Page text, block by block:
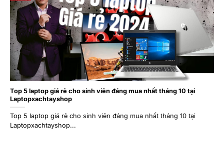
Top 5 laptop giá rẻ cho sinh viên đáng mua nhất tháng 10 tại
Laptopxachtayshop
Top 5 laptop giá rẻ cho sinh viên đáng mua nhất tháng 10 tại
Laptopxachtayshop...